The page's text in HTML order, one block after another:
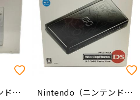
Nintendo（ニンテンドー）
Nintendo（ニンテンドー）